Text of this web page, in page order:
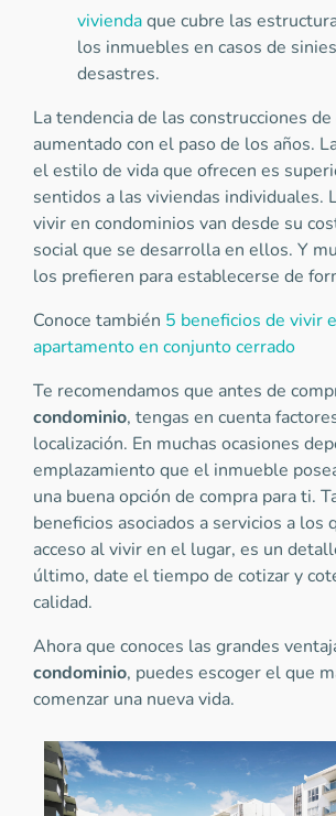
viviendaque cubre las
los inmuebles en casos de
desastres.
La tendencia de las construcciones
aumentado con el paso de los años.
el estilo de vida que ofrecen es
sentidos a las viviendas individuales.
vivir en condominios van desde su
social que se desarrolla en ellos. Y
los prefieren para establecerse de
Conoce también 5 beneficios de vivir
apartamento en conjunto cerrado
Te recomendamos que antes de
condominio, tengas en cuenta
localización. En muchas ocasiones
emplazamiento que el inmueble
una buena opción de compra para ti.
beneficios asociados a servicios a los
acceso al vivir en el lugar, es un
último, date el tiempo de cotizar y
calidad.
Ahora que conoces las grandes
condominio, puedes escoger el que
comenzar una nueva vida.